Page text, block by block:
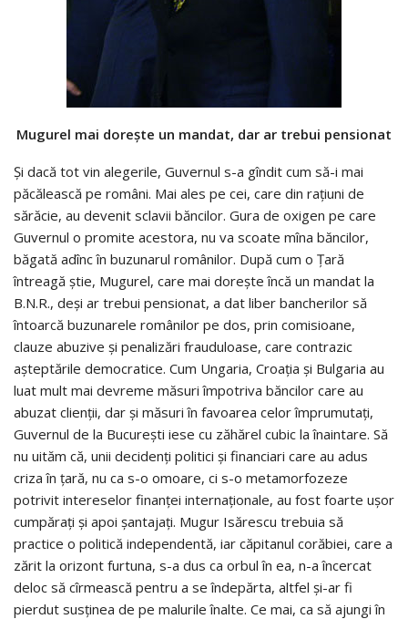
Mugurel mai doreşte un mandat, dar ar trebui pensionat
Şi dacă tot vin alegerile, Guvernul s-a gîndit cum să-i mai
păcălească pe români. Mai ales pe cei, care din raţiuni de
sărăcie, au devenit sclavii băncilor. Gura de oxigen pe care
Guvernul o promite acestora, nu va scoate mîna băncilor,
băgată adînc în buzunarul românilor. După cum o Ţară
întreagă ştie, Mugurel, care mai doreşte încă un mandat la
B.N.R., deşi ar trebui pensionat, a dat liber bancherilor să
întoarcă buzunarele românilor pe dos, prin comisioane,
clauze abuzive şi penalizări frauduloase, care contrazic
aşteptările democratice. Cum Ungaria, Croaţia şi Bulgaria au
luat mult mai devreme măsuri împotriva băncilor care au
abuzat clienţii, dar şi măsuri în favoarea celor împrumutaţi,
Guvernul de la Bucureşti iese cu zăhărel cubic la înaintare. Să
nu uităm că, unii decidenţi politici şi financiari care au adus
criza în ţară, nu ca s-o omoare, ci s-o metamorfozeze
potrivit intereselor finanţei internaţionale, au fost foarte uşor
cumpăraţi şi apoi şantajaţi. Mugur Isărescu trebuia să
practice o politică independentă, iar căpitanul corăbiei, care a
zărit la orizont furtuna, s-a dus ca orbul în ea, n-a încercat
deloc să cîrmească pentru a se îndepărta, altfel şi-ar fi
pierdut susţinea de pe malurile înalte. Ce mai, ca să ajungi în